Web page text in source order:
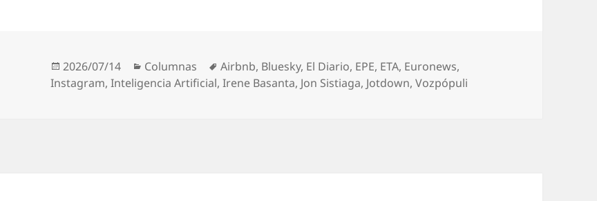
Publicado
el
2026/07/14 Categorías
Columnas Etiquetas
Airbnb, Bluesky, El Diario, EPE, ETA, Euronews,
Instagram,Inteligencia Artificial,Irene Basanta, Jon Sistiaga, Jotdown,Vozpópuli